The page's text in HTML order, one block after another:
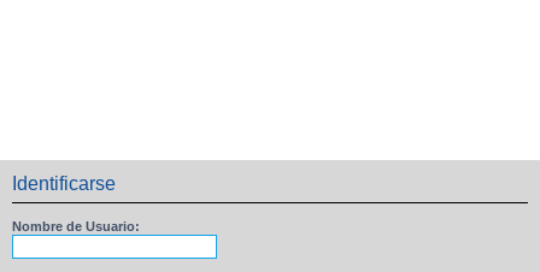
Identificarse
Nombre de Usuario: